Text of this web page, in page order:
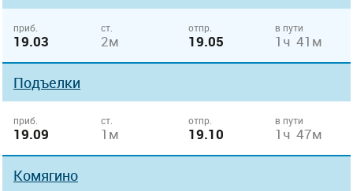
приб.
19.03
ст.
2м
отпр.
19.05
в пути
1ч 41м
Подъелки
приб.
19.09
ст.
1м
отпр.
19.10
в пути
1ч 47м
Комягино